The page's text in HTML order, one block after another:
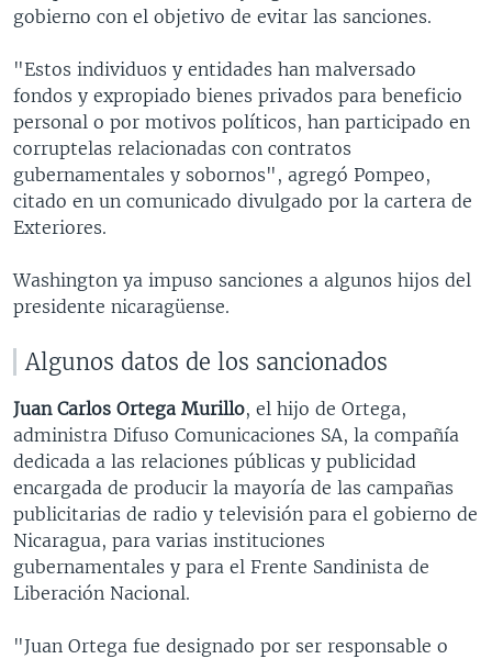
gobierno con el objetivo de evitar las sanciones.
"Estos individuos y entidades han malversado
fondos y expropiado bienes privados para beneficio
personal o por motivos políticos, han participado en
corruptelas relacionadas con contratos
gubernamentales y sobornos", agregó Pompeo,
citado en un comunicado divulgado por la cartera de
Exteriores.
Washington ya impuso sanciones a algunos hijos del
presidente nicaragüense.
Algunos datos de los sancionados
Juan Carlos Ortega Murillo, el hijo de Ortega,
administra Difuso Comunicaciones SA, la compañía
dedicada a las relaciones públicas y publicidad
encargada de producir la mayoría de las campañas
publicitarias de radio y televisión para el gobierno de
Nicaragua, para varias instituciones
gubernamentales y para el Frente Sandinista de
Liberación Nacional.
"Juan Ortega fue designado por ser responsable o